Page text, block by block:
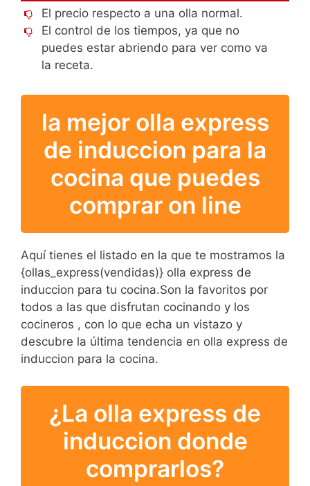
El precio respecto a una olla normal.
El control de los tiempos, ya que no
puedes estar abriendo para ver como va
la receta.
la mejor olla express
de induccion para la
cocina que puedes
comprar on line
Aquí tienes el listado en la que te mostramos la
{ollas_express(vendidas)} olla express de
induccion para tu cocina.Son la favoritos por
todos a las que disfrutan cocinando y los
cocineros , con lo que echa un vistazo y
descubre la última tendencia en olla express de
induccion para la cocina.
¿La olla express de
induccion donde
comprarlos?